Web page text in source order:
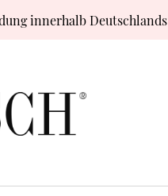
innerhalb Deutschlands